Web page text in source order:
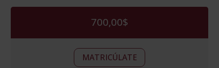
700,00$
Enología,
MATRICÚLATE